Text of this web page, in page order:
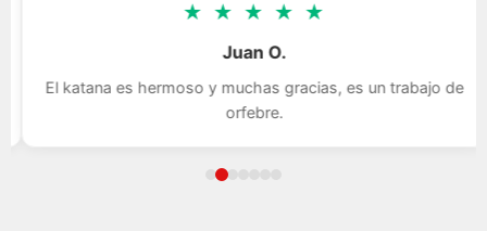
★ ★ ★ ★
Juan O.
El katana es hermoso y muchas gracias, es un trabajo de
orfebre.